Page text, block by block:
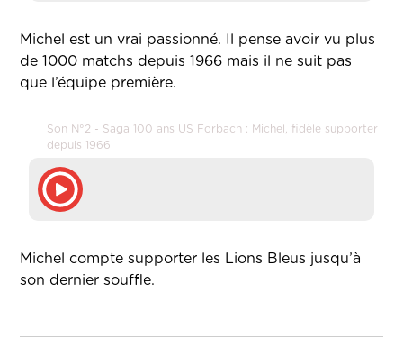
Michel est un vrai passionné. Il pense avoir vu plus
de 1000 matchs depuis 1966 mais il ne suit pas
que l’équipe première.
Son N°2 - Saga 100 ans US Forbach : Michel, fidèle supporter
depuis 1966
Michel compte supporter les Lions Bleus jusqu’à
son dernier souffle.